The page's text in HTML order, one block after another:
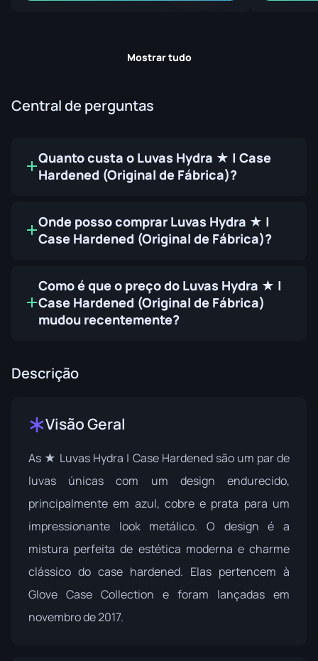
Mostrar tudo
Central de perguntas
Quanto custa o Luvas Hydra ★ | Case
Hardened (Original de Fábrica)?
Onde posso comprar Luvas Hydra ★ |
Case Hardened (Original de Fábrica)?
Como é que o preço do Luvas Hydra ★ |
Case Hardened (Original de Fábrica)
mudou recentemente?
Descrição
Visão Geral
As ★ Luvas Hydra | Case Hardened são um par de
luvas únicas com um design endurecido,
principalmente em azul, cobre e prata para um
impressionante look metálico. O design é a
mistura perfeita de estética moderna e charme
clássico do case hardened. Elas pertencem à
Glove Case Collection e foram lançadas em
novembro de 2017.